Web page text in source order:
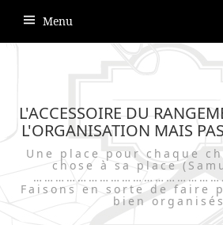
Menu
L'ACCESSOIRE DU
L'ORGANISATION MAIS
Une place pour chaque
chose à sa place
Faisons en sorte de faire
bien